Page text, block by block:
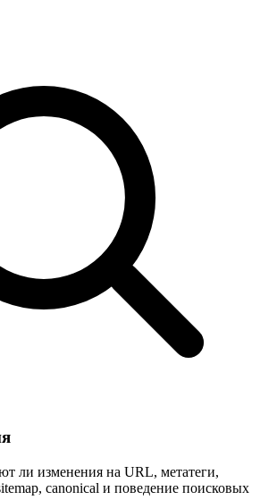
ли изменения на URL, метатеги,
canonical и поведение поисковых